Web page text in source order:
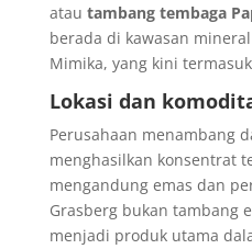
atau tambang tembaga
berada di kawasan
Mimika, yang kini
Lokasi dan
Perusahaan menambang
menghasilkan konsentrat
mengandung emas dan
Grasberg bukan tambang
menjadi produk utama